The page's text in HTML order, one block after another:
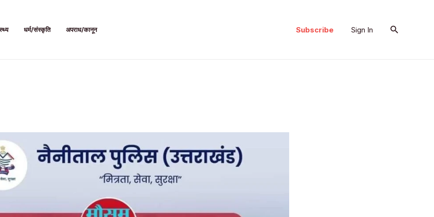
धर्म/संस्कृति अपराध/कानून Subscribe Sign In Search